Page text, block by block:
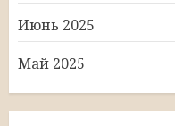
Июнь 2025
Май 2025